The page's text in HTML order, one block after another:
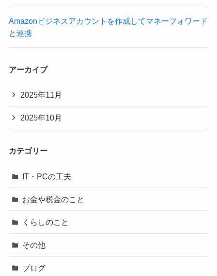
Amazonビジネスアカウントを作成してマネーフォワード
と連携
アーカイブ
2025年11月
2025年10月
カテゴリー
IT・PCの工夫
お金や税金のこと
くらしのこと
その他
ブログ